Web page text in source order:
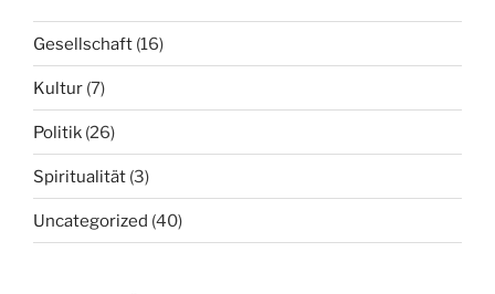
Gesellschaft (16)
Kultur (7)
Politik (26)
Spiritualität (3)
Uncategorized (40)